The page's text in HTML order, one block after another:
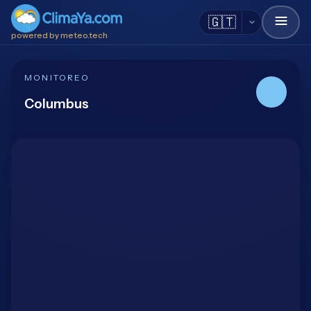
powered by meteo.tech
🇬🇹
MONITOREO
Columbus